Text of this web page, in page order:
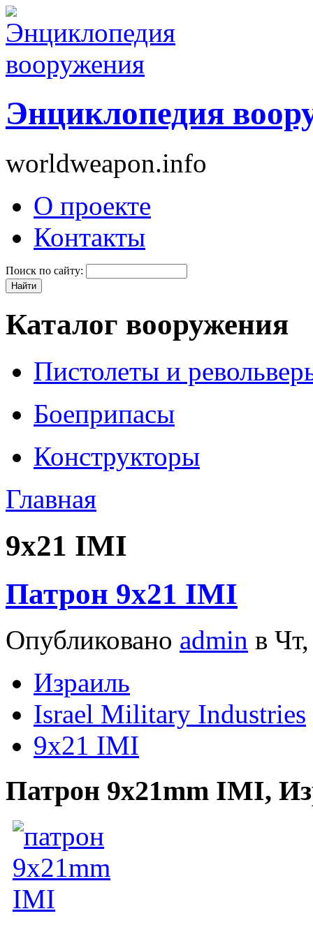
Энциклопедия
worldweapon.info
О проекте
Контакты
Поиск по сайту:
Каталог вооружения
Пистолеты и
Боеприпасы
Конструкторы
Главная
9x21 IMI
Патрон 9x21 IMI
Опубликовано admin в
Израиль
Israel Military Industries
9x21 IMI
Патрон 9x21mm IMI,